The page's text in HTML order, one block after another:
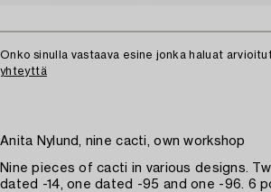
Onko sinulla vastaava esine jonka haluat
yhteyttä
Anita Nylund, nine cacti, own workshop
Nine pieces of cacti in various designs.
dated -14, one dated -95 and one -96. 6